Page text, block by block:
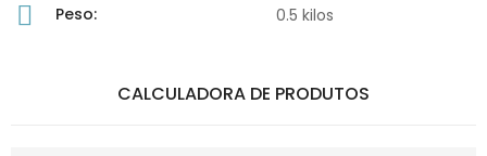
Peso: 0.5 kilos
CALCULADORA DE PRODUTOS